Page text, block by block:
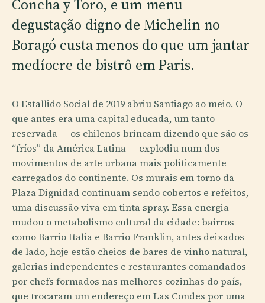
Concha y Toro, e um menu
degustação digno de Michelin no
Boragó custa menos do que um jantar
medíocre de bistrô em Paris.
O Estallido Social de 2019 abriu Santiago ao meio. O
que antes era uma capital educada, um tanto
reservada — os chilenos brincam dizendo que são os
“fríos” da América Latina — explodiu num dos
movimentos de arte urbana mais politicamente
carregados do continente. Os murais em torno da
Plaza Dignidad continuam sendo cobertos e refeitos,
uma discussão viva em tinta spray. Essa energia
mudou o metabolismo cultural da cidade: bairros
como Barrio Italia e Barrio Franklin, antes deixados
de lado, hoje estão cheios de bares de vinho natural,
galerias independentes e restaurantes comandados
por chefs formados nas melhores cozinhas do país,
que trocaram um endereço em Las Condes por uma